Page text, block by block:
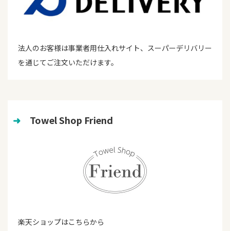
法人のお客様は事業者用仕入れサイト、スーパーデリバリー
を通じてご注文いただけます。
➜ Towel Shop Friend
楽天ショップはこちらから